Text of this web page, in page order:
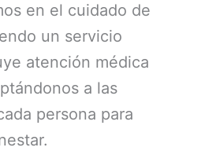
en el cuidado de
un servicio
atención médica
a las
persona para